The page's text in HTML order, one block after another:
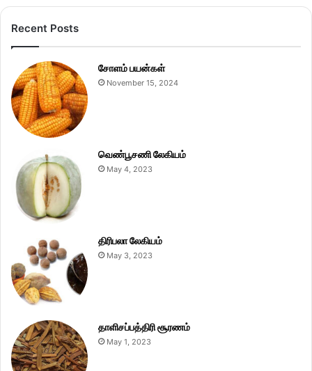
Recent Posts
சோளம் பயன்கள்
November 15, 2024
வெண்பூசணி லேகியம்
May 4, 2023
திரிபலா லேகியம்
May 3, 2023
தாளிசப்பத்திரி சூரணம்
May 1, 2023